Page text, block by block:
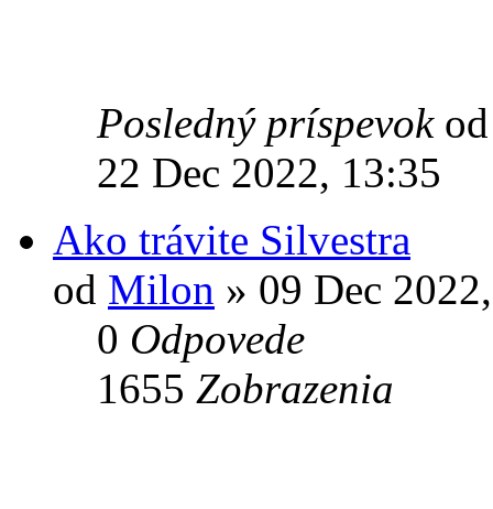
Posledný príspevok
22 Dec 2022, 13:35
Ako trávite Silvestra
od Milon » 09 Dec
0 Odpovede
1655 Zobrazenia